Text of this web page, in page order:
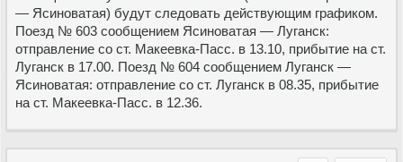
— Ясиноватая) будут следовать действующим графиком.
Поезд № 603 сообщением Ясиноватая — Луганск:
отправление со ст. Макеевка-Пасс. в 13.10, прибытие на ст.
Луганск в 17.00. Поезд № 604 сообщением Луганск —
Ясиноватая: отправление со ст. Луганск в 08.35, прибытие
на ст. Макеевка-Пасс. в 12.36.